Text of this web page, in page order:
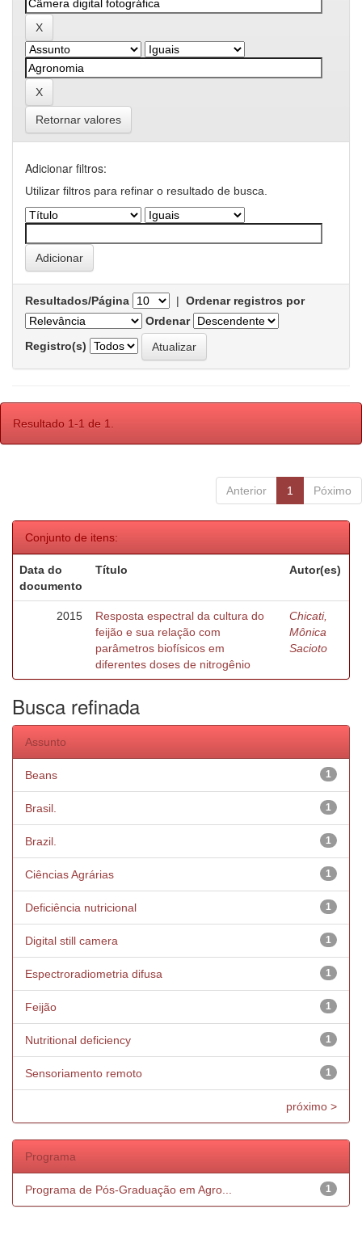
Retornar valores
Adicionar filtros:
Utilizar filtros para refinar o resultado de busca.
Resultados/Página | Ordenar registros por
Ordenar
Registro(s)
Resultado 1-1 de 1.
Anterior 1 Póximo
Conjunto de itens:
Data do
documento
Título Autor(es)
2015
Resposta espectral da cultura do
feijão e sua relação com
parâmetros biofísicos em
diferentes doses de nitrogênio
Chicati,
Mônica
Sacioto
Busca refinada
Assunto
1
Beans
1
Brasil.
1
Brazil.
1
Ciências Agrárias
1
Deficiência nutricional
1
Digital still camera
1
Espectroradiometria difusa
1
Feijão
1
Nutritional deficiency
1
Sensoriamento remoto
próximo >
Programa
1
Programa de Pós-Graduação em Agro...